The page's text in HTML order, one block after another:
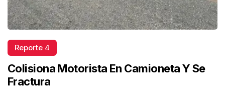
Reporte 4
Colisiona Motorista En Camioneta Y Se
Fractura